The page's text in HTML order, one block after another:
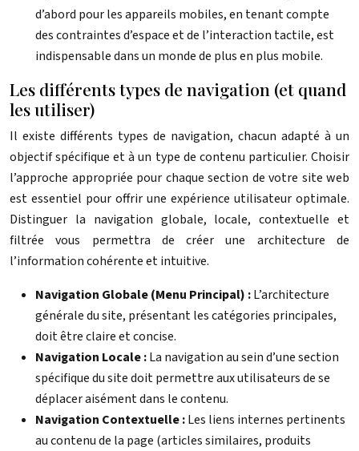
d’abord pour les appareils mobiles, en tenant compte
des contraintes d’espace et de l’interaction tactile, est
indispensable dans un monde de plus en plus mobile.
Les différents types de navigation (et quand
les utiliser)
Il existe différents types de navigation, chacun adapté à un
objectif spécifique et à un type de contenu particulier. Choisir
l’approche appropriée pour chaque section de votre site web
est essentiel pour offrir une expérience utilisateur optimale.
Distinguer la navigation globale, locale, contextuelle et
filtrée vous permettra de créer une architecture de
l’information cohérente et intuitive.
Navigation Globale (Menu Principal) :L’architecture
générale du site, présentant les catégories principales,
doit être claire et concise.
Navigation Locale :La navigation au sein d’une section
spécifique du site doit permettre aux utilisateurs de se
déplacer aisément dans le contenu.
Navigation Contextuelle :Les liens internes pertinents
au contenu de la page (articles similaires, produits